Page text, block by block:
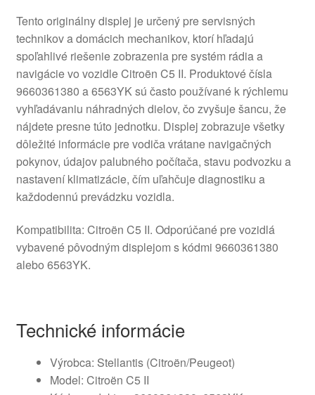
Tento originálny displej je určený pre servisných
technikov a domácich mechanikov, ktorí hľadajú
spoľahlivé riešenie zobrazenia pre systém rádia a
navigácie vo vozidle Citroën C5 II. Produktové čísla
9660361380 a 6563YK sú často používané k rýchlemu
vyhľadávaniu náhradných dielov, čo zvyšuje šancu, že
nájdete presne túto jednotku. Displej zobrazuje všetky
dôležité informácie pre vodiča vrátane navigačných
pokynov, údajov palubného počítača, stavu podvozku a
nastavení klimatizácie, čím uľahčuje diagnostiku a
každodennú prevádzku vozidla.
Kompatibilita: Citroën C5 II. Odporúčané pre vozidlá
vybavené pôvodným displejom s kódmi 9660361380
alebo 6563YK.
Technické informácie
Výrobca: Stellantis (Citroën/Peugeot)
Model: Citroën C5 II